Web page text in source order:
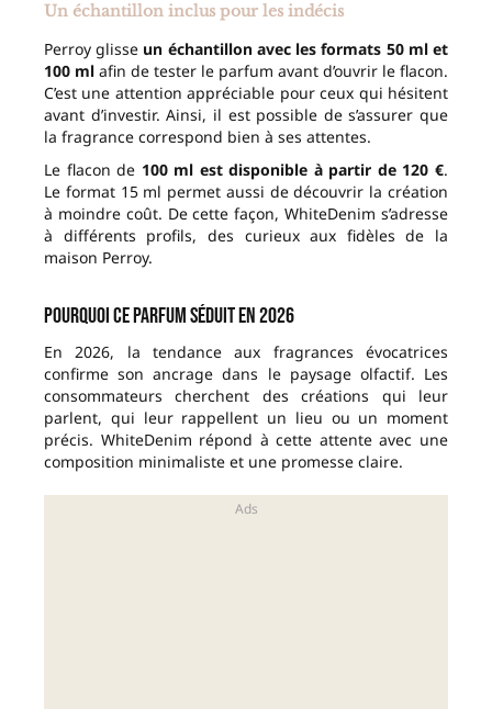
Un échantillon inclus pour les indécis
Perroy glisse un échantillon avec les formats 50 ml et
100 ml afin de tester le parfum avant d’ouvrir le flacon.
C’est une attention appréciable pour ceux qui hésitent
avant d’investir. Ainsi, il est possible de s’assurer que
la fragrance correspond bien à ses attentes.
Le flacon de 100 ml est disponible à partir de 120 €.
Le format 15 ml permet aussi de découvrir la création
à moindre coût. De cette façon, WhiteDenim s’adresse
à différents profils, des curieux aux fidèles de la
maison Perroy.
Pourquoi ce parfum séduit en 2026
En 2026, la tendance aux fragrances évocatrices
confirme son ancrage dans le paysage olfactif. Les
consommateurs cherchent des créations qui leur
parlent, qui leur rappellent un lieu ou un moment
précis. WhiteDenim répond à cette attente avec une
composition minimaliste et une promesse claire.